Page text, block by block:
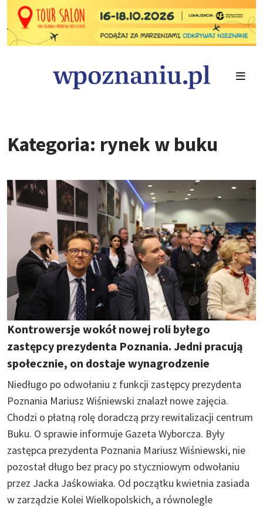
Kategoria: rynek w buku
Kontrowersje wokół nowej roli byłego
zastępcy prezydenta Poznania. Jedni pracują
społecznie, on dostaje wynagrodzenie
Niedługo po odwołaniu z funkcji zastępcy prezydenta
Poznania Mariusz Wiśniewski znalazł nowe zajęcia.
Chodzi o płatną rolę doradczą przy rewitalizacji centrum
Buku. O sprawie informuje Gazeta Wyborcza. Były
zastępca prezydenta Poznania Mariusz Wiśniewski, nie
pozostał długo bez pracy po styczniowym odwołaniu
przez Jacka Jaśkowiaka. Od początku kwietnia zasiada
w zarządzie Kolei Wielkopolskich, a równolegle